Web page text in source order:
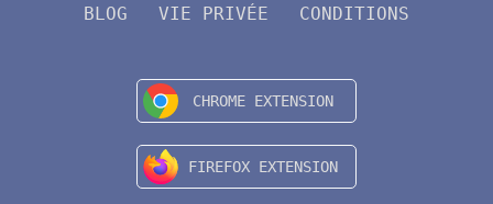
BLOG VIE PRIVÉE CONDITIONS